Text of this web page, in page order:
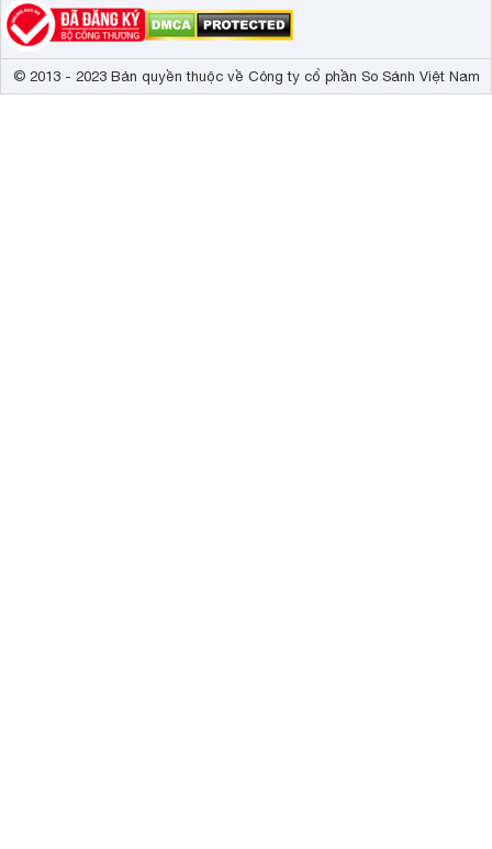
© 2013 - 2023 Bản quyền thuộc về Công ty cổ phần So Sánh Việt Nam